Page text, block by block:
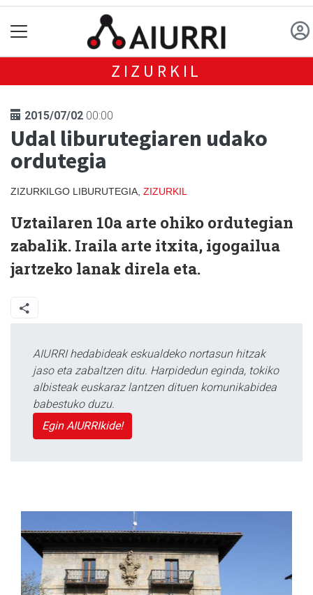
ZIZURKIL
2015/07/02 00:00
Udal liburutegiaren udako
ordutegia
ZIZURKILGO LIBURUTEGIA, ZIZURKIL
Uztailaren 10a arte ohiko ordutegian
zabalik. Iraila arte itxita, igogailua
jartzeko lanak direla eta.
AIURRI hedabideak eskualdeko nortasun hitzak
jaso eta zabaltzen ditu. Harpidedun eginda, tokiko
albisteak euskaraz lantzen dituen komunikabidea
babestuko duzu.
Egin AIURRIkide!